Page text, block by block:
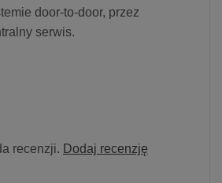
door-to-door, przez
serwis.
recenzji. Dodaj recenzję